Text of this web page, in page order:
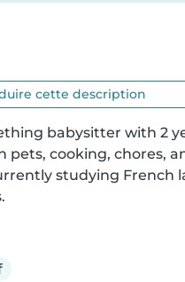
cette description
babysitter with 2
cooking, chores,
studying French